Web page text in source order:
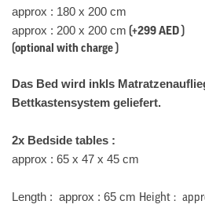
approx : 180 x 200 cm
approx : 200 x 200 cm (+299 AED )
(optional with charge )
Das Bed wird inkls
Bettkastensystem geliefert.
2x Bedside tables :
approx : 65 x 47 x 45 cm
Length : approx : 65 cm Height :